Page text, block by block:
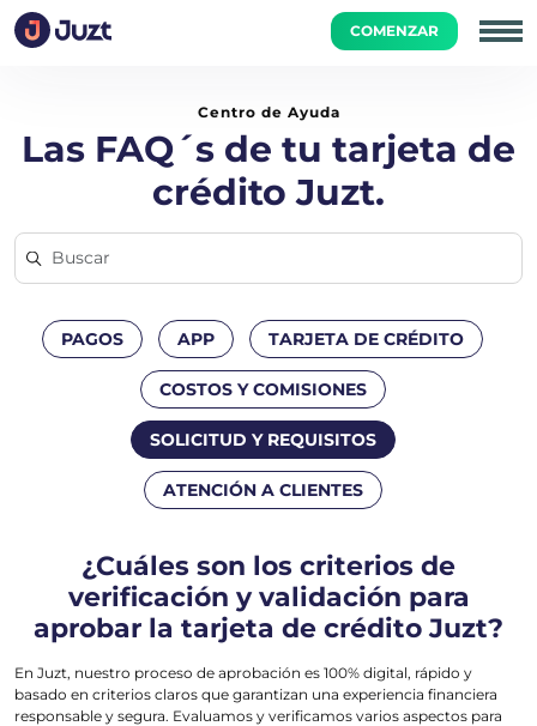
COMENZAR
Inicio Solicitud y Requisitos ¿Cuáles son los criterios
Centro de Ayuda
Las FAQ´s de tu tarjeta de
crédito Juzt.
PAGOS APP TARJETA DE CRÉDITO
COSTOS Y COMISIONES
SOLICITUD Y REQUISITOS
ATENCIÓN A CLIENTES
¿Cuáles son los criterios de
verificación y validación para
aprobar la tarjeta de crédito Juzt?
En Juzt, nuestro proceso de aprobación es 100% digital, rápido y
basado en criterios claros que garantizan una experiencia financiera
responsable y segura. Evaluamos y verificamos varios aspectos para